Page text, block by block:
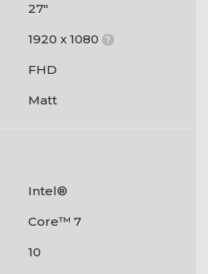
27"
1920 x 1080 ?
FHD
Matt
Intel®
Core™ 7
10